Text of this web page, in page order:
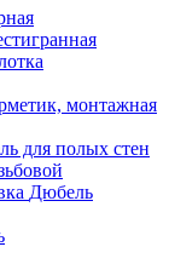
монтажная
для полых стен
Дюбель